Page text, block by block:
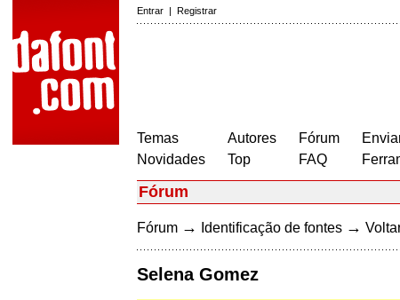
Entrar | Registrar
Temas
Novidades
Autores
Top
Fórum
FAQ
Fórum
Fórum → Identificação de fontes →
Selena Gomez